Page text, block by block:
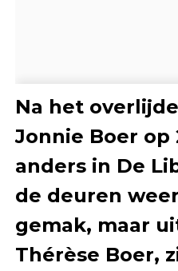
Na het
Jonnie Boer op
anders in De
de deuren
gemak, maar
Thérèse Boer,